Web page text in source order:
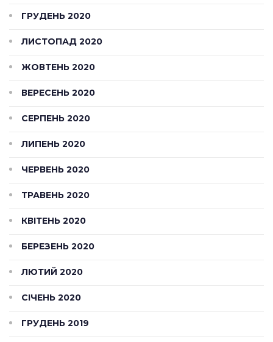
ГРУДЕНЬ 2020
ЛИСТОПАД 2020
ЖОВТЕНЬ 2020
ВЕРЕСЕНЬ 2020
СЕРПЕНЬ 2020
ЛИПЕНЬ 2020
ЧЕРВЕНЬ 2020
ТРАВЕНЬ 2020
КВІТЕНЬ 2020
БЕРЕЗЕНЬ 2020
ЛЮТИЙ 2020
СІЧЕНЬ 2020
ГРУДЕНЬ 2019